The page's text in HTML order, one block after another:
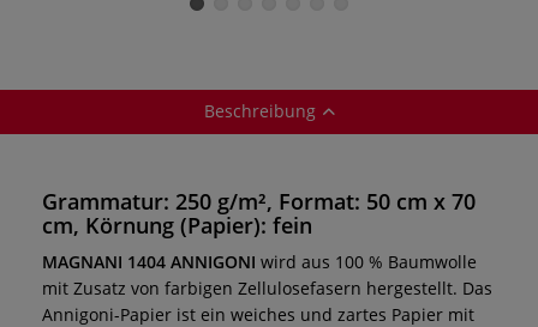
Beschreibung
Grammatur: 250 g/m², Format: 50 cm x 70
cm, Körnung (Papier): fein
MAGNANI 1404 ANNIGONI wird aus 100 % Baumwolle
mit Zusatz von farbigen Zellulosefasern hergestellt. Das
Annigoni-Papier ist ein weiches und zartes Papier mit